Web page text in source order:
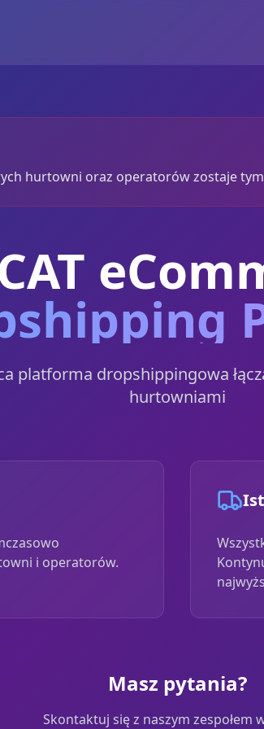
hurtowni oraz operatorów zostaje
platforma dropshippingowa
hurtowniami
i operatorów.
Masz pytania?
Skontaktuj się z naszym zespołem